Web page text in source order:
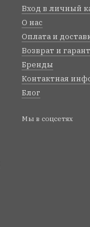
Вход в личный
О нас
Оплата и
Возврат и
Бренды
Контактная
Блог
Мы в соцсетях